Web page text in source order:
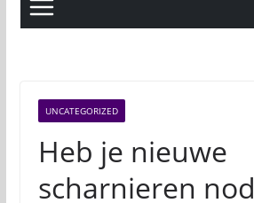
UNCATEGORIZED
Heb je nieuwe
scharnieren